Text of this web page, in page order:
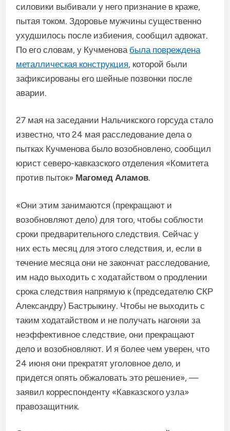
силовики выбивали у него признание в краже,
пытая током. Здоровье мужчины существенно
ухудшилось после избиения, сообщил адвокат.
По его словам, у Кучменова была повреждена
металлическая конструкция, которой были
зафиксированы его шейные позвонки после
аварии.
27 мая на заседании Нальчикского горсуда стало
известно, что 24 мая расследование дела о
пытках Кучменова было возобновлено, сообщил
юрист северо-кавказского отделения «Комитета
против пыток» Магомед Аламов.
«Они этим занимаются (прекращают и
возобновляют дело) для того, чтобы соблюсти
сроки предварительного следствия. Сейчас у
них есть месяц для этого следствия, и, если в
течение месяца они не закончат расследование,
им надо выходить с ходатайством о продлении
срока следствия напрямую к (председателю СКР
Александру) Бастрыкину. Чтобы не выходить с
таким ходатайством и не получать нагоняи за
неэффективное следствие, они прекращают
дело и возобновляют. И я более чем уверен, что
24 июня они прекратят уголовное дело, и
придется опять обжаловать это решение», —
заявил корреспонденту «Кавказского узла»
правозащитник.